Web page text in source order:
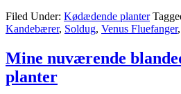
Filed Under: Kødædende planter
Kandebærer, Soldug, Venus Fluefanger,
Mine nuværende
planter